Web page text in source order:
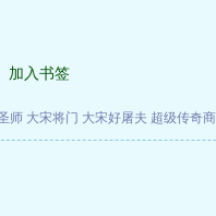
加入书签
师 大宋将门 大宋好屠夫 超级传奇